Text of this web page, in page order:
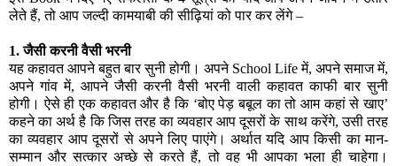
लेते हैं, तो आप जल्दी कामयाबी की सीढ़ियां को पार कर लेंगे –
1. जैसी करनी वैसी भरनी
यह कहावत आपने बहुत बार सुनी होगी। अपने School Life में, अपने समाज में,
अपने गांव में, आपने जैसी करनी वैसी भरनी वाली कहावत काफी बार सुनी
होगी। ऐसे ही एक कहावत और है कि ‘बोए पेड़ बबूल का तो आम कहां से खाए’
कहने का अर्थ है कि जिस तरह का व्यवहार आप दूसरों के साथ करेंगे, उसी तरह
का व्यवहार आप दूसरों से अपने लिए पाएंगे। अर्थात यदि आप किसी का मान-
सम्मान और सत्कार अच्छे से करते हैं, तो वह भी आपका भला ही चाहेगा।